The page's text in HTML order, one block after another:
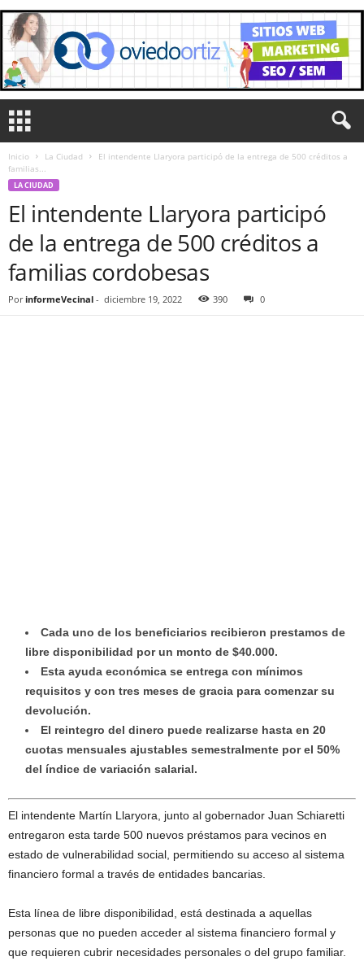
Inicio La Ciudad
El intendente Llaryora participó de la entrega de 500 créditos a
familias...
LA CIUDAD
El intendente Llaryora participó
de la entrega de 500 créditos a
familias cordobesas
Por informeVecinal - diciembre 19, 2022 390 0
Cada uno de los beneficiarios recibieron prestamos de
libre disponibilidad por un monto de $40.000.
Esta ayuda económica se entrega con mínimos
requisitos y con tres meses de gracia para comenzar su
devolución.
El reintegro del dinero puede realizarse hasta en 20
cuotas mensuales ajustables semestralmente por el 50%
del índice de variación salarial.
El intendente Martín Llaryora, junto al gobernador Juan Schiaretti
entregaron esta tarde 500 nuevos préstamos para vecinos en
estado de vulnerabilidad social, permitiendo su acceso al sistema
financiero formal a través de entidades bancarias.
Esta línea de libre disponibilidad, está destinada a aquellas
personas que no pueden acceder al sistema financiero formal y
que requieren cubrir necesidades personales o del grupo familiar.